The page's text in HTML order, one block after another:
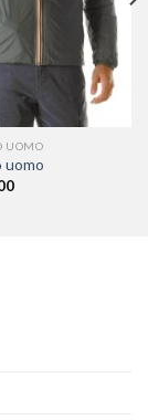
UOMO
uomo